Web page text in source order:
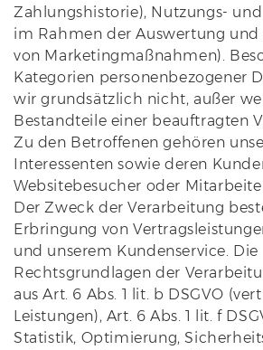
Zahlungshistorie), Nutzungs-
im Rahmen der Auswertung und
von Marketingmaßnahmen).
Kategorien personenbezogener
wir grundsätzlich nicht, außer
Bestandteile einer beauftragten
Zu den Betroffenen gehören
Interessenten sowie deren
Websitebesucher oder
Der Zweck der Verarbeitung
Erbringung von
und unserem Kundenservice. Die
Rechtsgrundlagen der
aus Art. 6 Abs. 1 lit. b DSGVO
Leistungen), Art. 6 Abs. 1 lit. f
Statistik, Optimierung,